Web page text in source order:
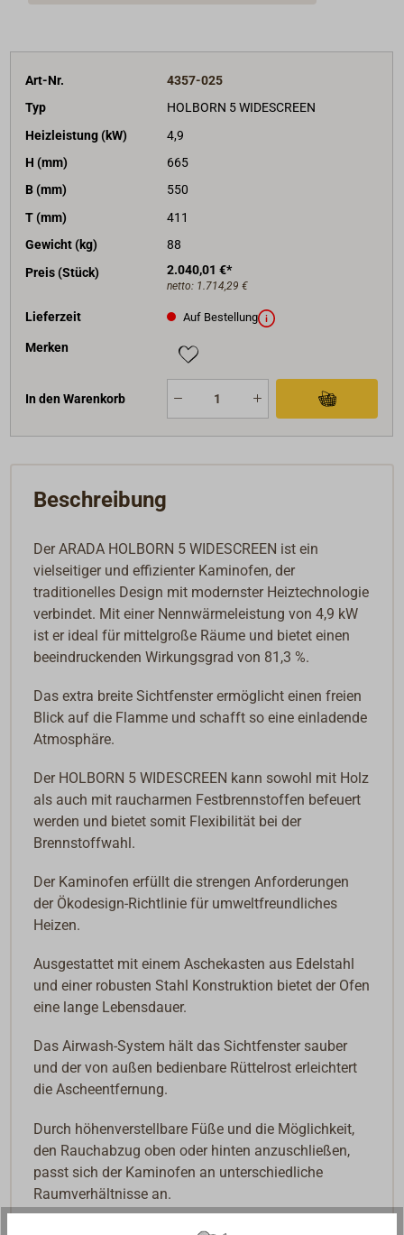
Art-Nr.
4357-025
Typ
HOLBORN 5 WIDESCREEN
Heizleistung (kW)
4,9
H (mm)
665
B (mm)
550
T (mm)
411
Gewicht (kg)
88
Preis (Stück)
2.040,01 €*
netto: 1.714,29 €
Lieferzeit Auf Bestellung
Merken
In den Warenkorb
Beschreibung
Der ARADA HOLBORN 5 WIDESCREEN ist ein
vielseitiger und effizienter Kaminofen, der
traditionelles Design mit modernster Heiztechnologie
verbindet. Mit einer Nennwärmeleistung von 4,9 kW
ist er ideal für mittelgroße Räume und bietet einen
beeindruckenden Wirkungsgrad von 81,3 %.
Das extra breite Sichtfenster ermöglicht einen freien
Blick auf die Flamme und schafft so eine einladende
Atmosphäre.
Der HOLBORN 5 WIDESCREEN kann sowohl mit Holz
als auch mit raucharmen Festbrennstoffen befeuert
werden und bietet somit Flexibilität bei der
Brennstoffwahl.
Der Kaminofen erfüllt die strengen Anforderungen
der Ökodesign-Richtlinie für umweltfreundliches
Heizen.
Ausgestattet mit einem Aschekasten aus Edelstahl
und einer robusten Stahl Konstruktion bietet der Ofen
eine lange Lebensdauer.
Das Airwash-System hält das Sichtfenster sauber
und der von außen bedienbare Rüttelrost erleichtert
die Ascheentfernung.
Durch höhenverstellbare Füße und die Möglichkeit,
den Rauchabzug oben oder hinten anzuschließen,
passt sich der Kaminofen an unterschiedliche
Raumverhältnisse an.